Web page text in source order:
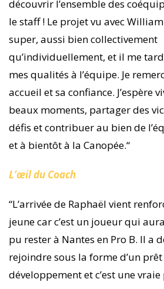
découvrir l’ensemble des
le staff ! Le projet vu avec
super, aussi bien collectivement
qu’individuellement, et il me
mes qualités à l’équipe. Je
accueil et sa confiance. J’espère
beaux moments, partager des
défis et contribuer au bien de
et à bientôt à la Canopée.“
L’œil du Coach
“L’arrivée de Raphaël vient
jeune car c’est un joueur qui
pu rester à Nantes en Pro B. Il a
rejoindre sous la forme d’un
développement et c’est une